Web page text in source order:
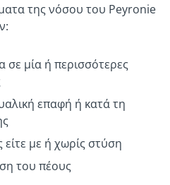
της νόσου του Peyronie
σε μία ή περισσότερες
επαφή ή κατά τη
με ή χωρίς στύση
του πέους